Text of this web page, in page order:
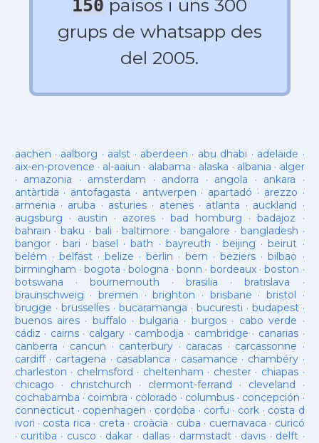
150 països i uns 300
grups de whatsapp des
del 2005.
aachen · aalborg · aalst · aberdeen · abu dhabi · adelaide ·
aix-en-provence · al-aaiun · alabama · alaska · albania · alger
· amazonia · amsterdam · andorra · angola · ankara ·
antàrtida · antofagasta · antwerpen · apartadó · arezzo ·
armenia · aruba · asturies· atenes· atlanta · auckland ·
augsburg · austin · azores·bad homburg ·badajoz ·
bahrain ·baku · bali ·baltimore ·bangalore · bangladesh ·
bangor· bari ·basel ·bath · bayreuth ·beijing ·beirut ·
belém · belfast· belize · berlin ·bern ·beziers ·bilbao ·
birmingham · bogota · bologna ·bonn ·bordeaux ·boston ·
botswana · bournemouth ·brasilia ·bratislava ·
braunschweig · bremen ·brighton · brisbane · bristol ·
brugge · brusselles· bucaramanga · bucuresti · budapest·
buenos aires· buffalo · bulgaria · burgos· cabo verde ·
cádiz · cairns· calgary · cambodja · cambridge · canarias·
canberra · cancun · canterbury · caracas · carcassonne ·
cardiff· cartagena · casablanca · casamance · chambéry·
charleston · chelmsford · cheltenham · chester· chiapas ·
chicago · christchurch · clermont-ferrand · cleveland ·
cochabamba · coimbra · colorado · columbus· concepción ·
connecticut· copenhagen · cordoba · corfu · cork · costa d
ivori · costa rica · creta · croàcia · cuba · cuernavaca · curicó
· curitiba · cusco · dakar · dallas · darmstadt· davis · delft ·